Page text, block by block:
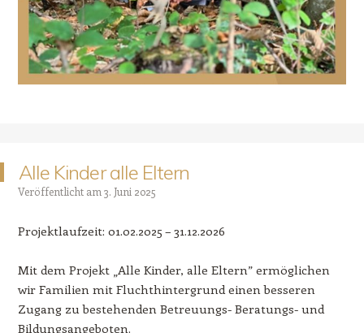
Alle Kinder alle Eltern
Veröffentlicht am 3. Juni 2025
Projektlaufzeit: 01.02.2025 – 31.12.2026
Mit dem Projekt „Alle Kinder, alle Eltern” ermöglichen
wir Familien mit Fluchthintergrund einen besseren
Zugang zu bestehenden Betreuungs- Beratungs- und
Bildungsangeboten.